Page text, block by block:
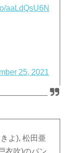
aaLdQsU6N
25, 2021
よ), 松田亜
衣吹)のパン